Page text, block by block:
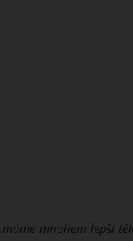
mnohem lepší